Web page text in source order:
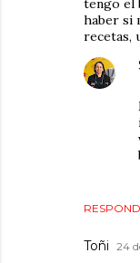
haber si
recetas,
Toñi 24